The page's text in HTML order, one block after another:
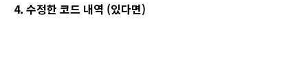
4. 수정한 코드 내역 (있다면)